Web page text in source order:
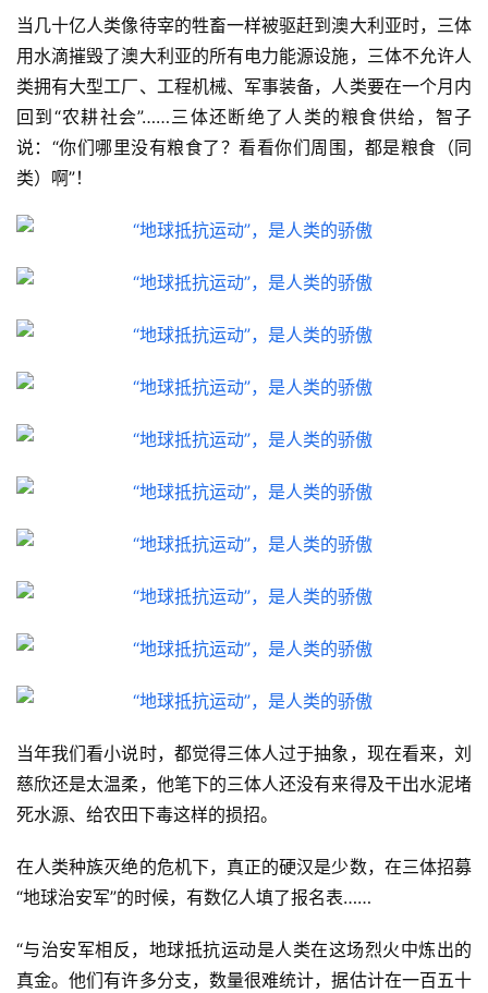
当几十亿人类像待宰的牲畜一样被驱赶到澳大利亚时，三体
用水滴摧毁了澳大利亚的所有电力能源设施，三体不允许人
类拥有大型工厂、工程机械、军事装备，人类要在一个月内
回到“农耕社会”……三体还断绝了人类的粮食供给，智子
说：“你们哪里没有粮食了？看看你们周围，都是粮食（同
类）啊”！
当年我们看小说时，都觉得三体人过于抽象，现在看来，刘
慈欣还是太温柔，他笔下的三体人还没有来得及干出水泥堵
死水源、给农田下毒这样的损招。
在人类种族灭绝的危机下，真正的硬汉是少数，在三体招募
“地球治安军”的时候，有数亿人填了报名表……
“与治安军相反，地球抵抗运动是人类在这场烈火中炼出的
真金。他们有许多分支，数量很难统计，据估计在一百五十